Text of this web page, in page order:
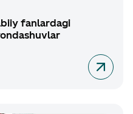
fanlardagi